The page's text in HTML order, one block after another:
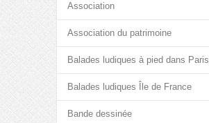
Association
Association du patrimoine
Balades ludiques à pied dans Paris
Balades ludiques Île de France
Bande dessinée